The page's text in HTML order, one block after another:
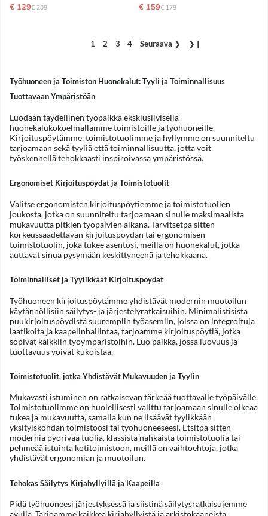
€ 129Normaali hinta
€ 209 € 159Normaali hinta
€ 179
1 2 3 4 Seuraava ❯ ❯❙
Työhuoneen ja Toimiston Huonekalut: Tyyli ja Toiminnallisuus
Tuottavaan Ympäristöän
Luodaan täydellinen työpaikka eksklusiivisella
huonekalukokoelmallamme toimistoille ja työhuoneille.
Kirjoituspöytämme, toimistotuolimme ja hyllymme on suunniteltu
tarjoamaan sekä tyyliä että toiminnallisuutta, jotta voit
työskennellä tehokkaasti inspiroivassa ympäristössä.
Ergonomiset Kirjoituspöydät ja Toimistotuolit
Valitse ergonomisten kirjoituspöytiemme ja toimistotuolien
joukosta, jotka on suunniteltu tarjoamaan sinulle maksimaalista
mukavuutta pitkien työpäivien aikana. Tarvitsetpa sitten
korkeussäädettävän kirjoituspöydän tai ergonomisen
toimistotuolin, joka tukee asentosi, meillä on huonekalut, jotka
auttavat sinua pysymään keskittyneenä ja tehokkaana.
Toiminnalliset ja Tyylikkäät Kirjoituspöydät
Työhuoneen kirjoituspöytämme yhdistävät modernin muotoilun
käytännöllisiin säilytys- ja järjestelyratkaisuihin. Minimalistisista
puukirjoituspöydistä suurempiin työasemiin, joissa on integroituja
laatikoita ja kaapelinhallintaa, tarjoamme kirjoituspöytiä, jotka
sopivat kaikkiin työympäristöihin. Luo paikka, jossa luovuus ja
tuottavuus voivat kukoistaa.
Toimistotuolit, jotka Yhdistävät Mukavuuden ja Tyylin
Mukavasti istuminen on ratkaisevan tärkeää tuottavalle työpäivälle.
Toimistotuolimme on huolellisesti valittu tarjoamaan sinulle oikeaa
tukea ja mukavuutta, samalla kun ne lisäävät tyylikkään
yksityiskohdan toimistoosi tai työhuoneeseesi. Etsitpä sitten
modernia pyörivää tuolia, klassista nahkaista toimistotuolia tai
pehmeää istuinta kotitoimistoon, meillä on vaihtoehtoja, jotka
yhdistävät ergonomian ja muotoilun.
Tehokas Säilytys Kirjahyllyillä ja Kaapeilla
Pidä työhuoneesi järjestyksessä ja siistinä säilytysratkaisujemme